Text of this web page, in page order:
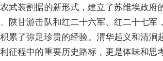
武装割据的新形式，建立了苏维埃政府
陕甘游击队和红二十六军、红二十七
累了弥足珍贵的经验。渭华起义和清
征程中的重要历史路标，更是体味和